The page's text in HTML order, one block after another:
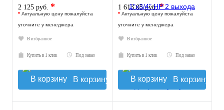
2 125 руб. *
* Актуальную цену пожалуйста
уточните у менеджера
В избранное
Купить в 1 клик Под заказ
В корзину
1 613.05 руб.*
* Актуальную цену пожалуйста
уточните у менеджера
В избранное
Купить в 1 клик Под заказ
В корзину